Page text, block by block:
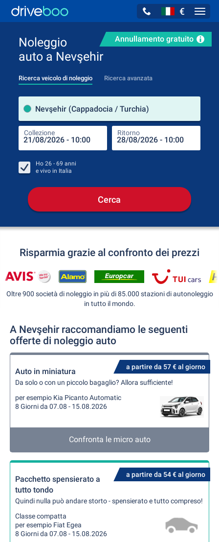
€
Annullamento gratuito
Noleggio
auto a Nevşehir
Ricerca veicolo di noleggio Ricerca avanzata
Nevşehir (Cappadocia / Turchia)
Collezione Ritorno
Ho 26 - 69 anni
e vivo in Italia
Cerca
Risparmia grazie al confronto dei prezzi
Oltre 900 società di noleggio in più di 85.000 stazioni di autonoleggio
in tutto il mondo.
A Nevşehir raccomandiamo le seguenti
offerte di noleggio auto
a partire da 57 € al giorno
Auto in miniatura
Da solo o con un piccolo bagaglio? Allora sufficiente!
per esempio Kia Picanto Automatic
8 Giorni da 07.08 - 15.08.2026
Confronta le micro auto
a partire da 54 € al giorno
Pacchetto spensierato a
tutto tondo
Quindi nulla può andare storto - spensierato e tutto compreso!
Classe compatta
per esempio Fiat Egea
8 Giorni da 07.08 - 15.08.2026